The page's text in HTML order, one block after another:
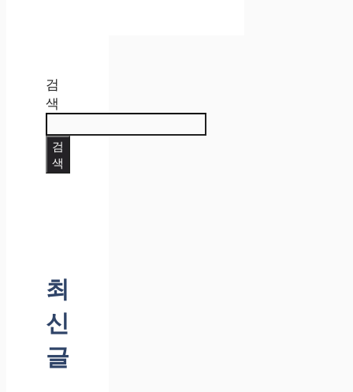
검
색
검
색
최
신
글